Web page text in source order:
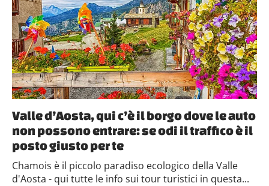
Valle d’Aosta, qui c’è il borgo dove le auto
non possono entrare: se odi il traffico è il
posto giusto per te
Chamois è il piccolo paradiso ecologico della Valle
d'Aosta - qui tutte le info sui tour turistici in questa...